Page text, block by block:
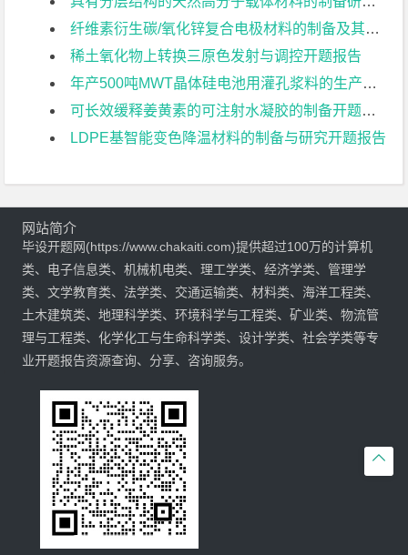
纤维素衍生碳/氧化锌复合电极材料的制备及其电化学性能研究开题报告
稀土氧化物上转换三原色发射与调控开题报告
年产500吨MWT晶体硅电池用灌孔浆料的生产设计开题报告
可长效缓释姜黄素的可注射水凝胶的制备开题报告
LDPE基智能变色降温材料的制备与研究开题报告

网站简介
毕设开题网(https://www.chakaiti.com)提供超过100万的计算机
类、电子信息类、机械机电类、理工学类、经济学类、管理学
类、文学教育类、法学类、交通运输类、材料类、海洋工程类、
土木建筑类、地理科学类、环境科学与工程类、矿业类、物流管
理与工程类、化学化工与生命科学类、设计学类、社会学类等专
业开题报告资源查询、分享、咨询服务。